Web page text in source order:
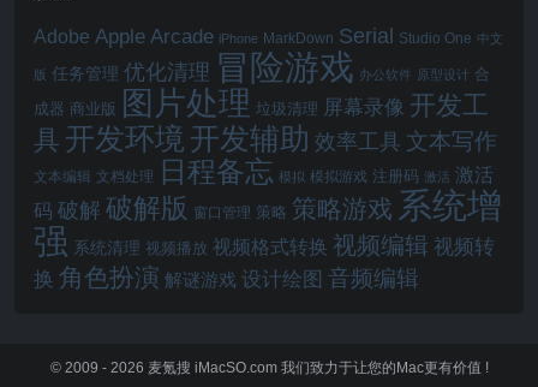
Adobe Apple Arcade iPhone MarkDown Serial Studio One 中文
版 任务管理 优化清理 冒险游戏 办公软件 原型设计 合
成器 商业版 图片处理 垃圾清理 屏幕录像 开发工
具 开发环境 开发辅助 效率工具 文本写作
文本编辑 文档处理 日程备忘 模拟 模拟游戏 注册码 激活 激活
码 破解 破解版 窗口管理 策略 策略游戏 系统增
强 系统清理 视频播放 视频格式转换 视频编辑 视频转
换 角色扮演 解谜游戏 设计绘图 音频编辑
© 2009 - 2026 麦氪搜 iMacSO.com 我们致力于让您的Mac更有价值 !